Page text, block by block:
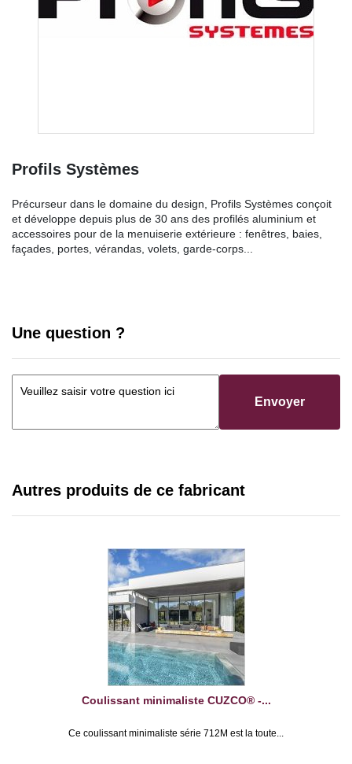
Profils Systèmes
Précurseur dans le domaine du design, Profils Systèmes conçoit
et développe depuis plus de 30 ans des profilés aluminium et
accessoires pour de la menuiserie extérieure : fenêtres, baies,
façades, portes, vérandas, volets, garde-corps...
Une question ?
Envoyer
Autres produits de ce fabricant
Coulissant minimaliste CUZCO® -...
Ce coulissant minimaliste série 712M est la toute...